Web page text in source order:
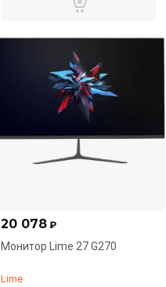
20 078 ₽
Монитор Lime 27 G270
Lime